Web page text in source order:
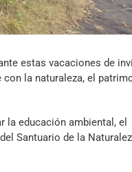
estas vacaciones de
la naturaleza, el
la educación ambiental, el
Santuario de la